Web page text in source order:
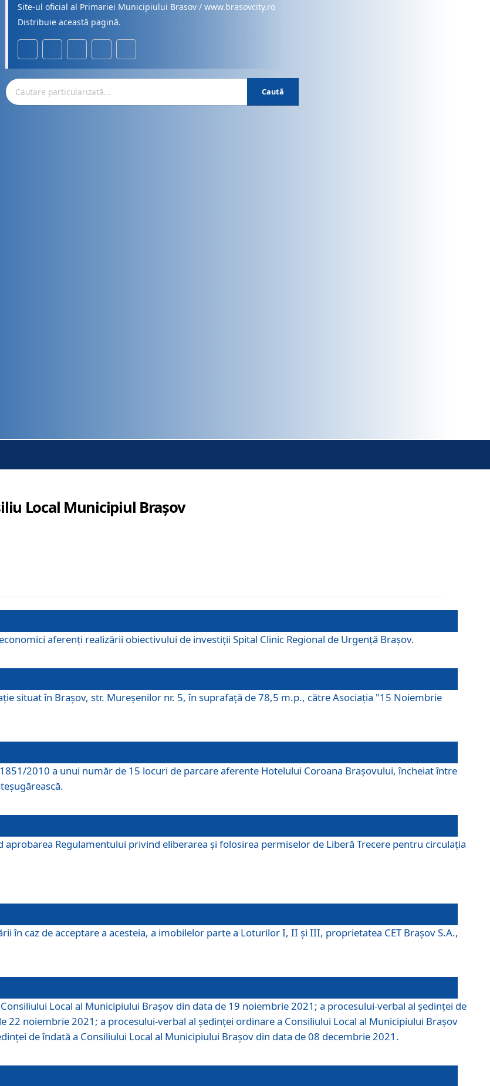
Site-ul oficial al Primariei Municipiului Brasov / www.brasovcity.ro
Distribuie această pagină.
Caută
Local Municipiul Brașov
aferenți realizării obiectivului de investiții Spital Clinic Regional de Urgență Brașov.
situat în Braşov, str. Mureşenilor nr. 5, în suprafaţă de 78,5 m.p., către Asociaţia "15 Noiembrie
2010 a unui număr de 15 locuri de parcare aferente Hotelului Coroana Brașovului, încheiat între
Regulamentului privind eliberarea şi folosirea permiselor de Liberă Trecere pentru circulația
în caz de acceptare a acesteia, a imobilelor parte a Loturilor I, II și III, proprietatea CET Brașov S.A.,
Local al Municipiului Braşov din data de 19 noiembrie 2021; a procesului-verbal al şedinţei de
22 noiembrie 2021; a procesului-verbal al şedinţei ordinare a Consiliului Local al Municipiului Braşov
de îndată a Consiliului Local al Municipiului Braşov din data de 08 decembrie 2021.